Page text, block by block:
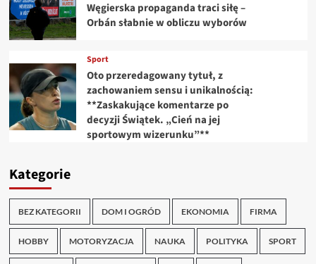
Węgierska propaganda traci siłę –
Orbán słabnie w obliczu wyborów
Sport
Oto przeredagowany tytuł, z
zachowaniem sensu i unikalnością:
**Zaskakujące komentarze po
decyzji Świątek. „Cień na jej
sportowym wizerunku”**
Kategorie
BEZ KATEGORII DOM I OGRÓD EKONOMIA FIRMA
HOBBY MOTORYZACJA NAUKA POLITYKA SPORT